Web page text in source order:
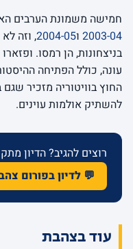
חמישה משמונת הערבים
2003-04 ו2004-05, וזה
בניצחונות, הן רמסו.
החוץ בוויטוריה מזכיר
להשתיק אולמות עוינים.
רוצים להגיב? הדיון
💬 לדיון בפורום
עוד בצהבת